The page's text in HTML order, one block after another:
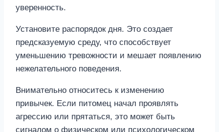
уверенность.
Установите распорядок дня. Это создает
предсказуемую среду, что способствует
уменьшению тревожности и мешает появлению
нежелательного поведения.
Внимательно относитесь к изменению
привычек. Если питомец начал проявлять
агрессию или прятаться, это может быть
сигналом о физическом или психологическом